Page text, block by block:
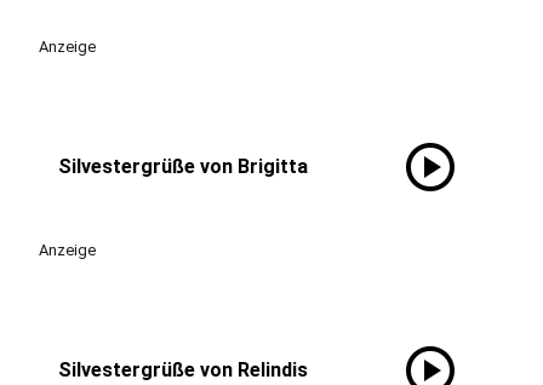
Anzeige
Silvestergrüße von Brigitta play_circle
Anzeige
Silvestergrüße von Relindis play_circle